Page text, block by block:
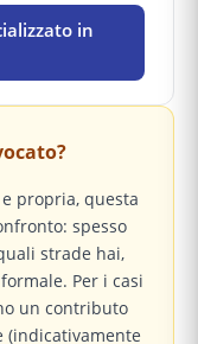
in
propria, questa
spesso
strade hai,
Per i casi
un contributo
(indicativamente